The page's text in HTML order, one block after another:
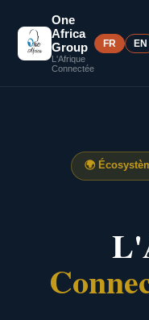
One
Africa
Group
L'Afrique
Connectée
FR EN
🌍